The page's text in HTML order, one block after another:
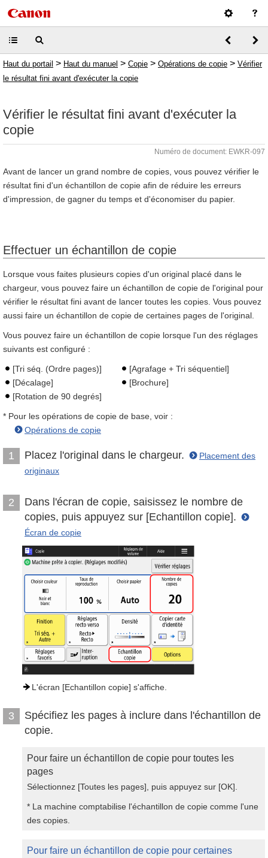
Haut du portail > Haut du manuel > Copie > Opérations de copie > Vérifier
le résultat fini avant d'exécuter la copie
Vérifier le résultat fini avant d'exécuter la
copie
Numéro de document: EWKR-097
Avant de lancer un grand nombre de copies, vous pouvez vérifier le
résultat fini d'un échantillon de copie afin de réduire les erreurs
d'impression, de gagner du temps et d'économiser du papier.
Effectuer un échantillon de copie
Lorsque vous faites plusieurs copies d'un original placé dans le
chargeur, vous pouvez faire un échantillon de copie de l'original pour
vérifier le résultat fini avant de lancer toutes les copies. Vous pouvez
aussi faire un échantillon de copie de certaines pages de l'original.
Vous pouvez faire un échantillon de copie lorsque l'un des réglages
suivants est configuré :
[Tri séq. (Ordre pages)]
[Décalage]
[Rotation de 90 degrés]
[Agrafage + Tri séquentiel]
[Brochure]
* Pour les opérations de copie de base, voir :
Opérations de copie
1 Placez l'original dans le chargeur.
Placement des
originaux
2
Dans l'écran de copie, saisissez le nombre de
copies, puis appuyez sur [Echantillon copie].
Écran de copie
L'écran [Echantillon copie] s'affiche.
3
Spécifiez les pages à inclure dans l'échantillon de
copie.
Pour faire un échantillon de copie pour toutes les
pages
Sélectionnez [Toutes les pages], puis appuyez sur [OK].
* La machine comptabilise l'échantillon de copie comme l'une
des copies.
Pour faire un échantillon de copie pour certaines